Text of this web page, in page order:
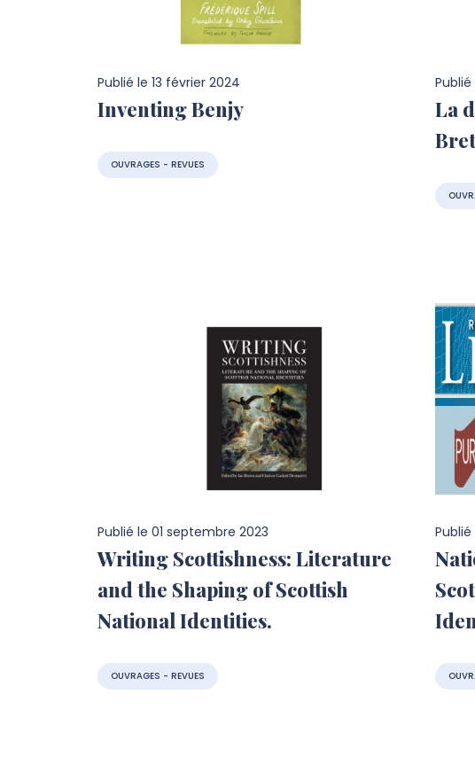
Publié le 13 février 2024
Inventing Benjy
OUVRAGES - REVUES
La
Publié le 01 septembre 2023
Writing Scottishness: Literature
and the Shaping of Scottish
National Identities.
OUVRAGES - REVUES